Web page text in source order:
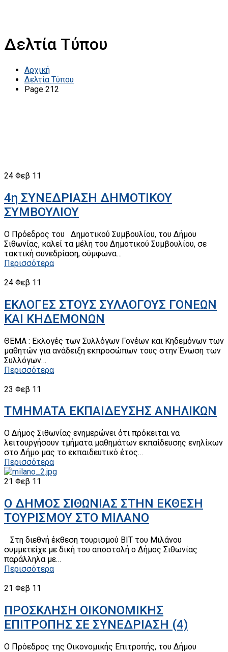
Δελτία Τύπου
Αρχική
Δελτία Τύπου
Page 212
24 Φεβ 11
4η ΣΥΝΕΔΡΙΑΣΗ ΔΗΜΟΤΙΚΟΥ
ΣΥΜΒΟΥΛΙΟΥ
Ο Πρόεδρος του Δημοτικού Συμβουλίου, του Δήμου
Σιθωνίας, καλεί τα μέλη του Δημοτικού Συμβουλίου, σε
τακτική συνεδρίαση, σύμφωνα…
Περισσότερα
24 Φεβ 11
ΕΚΛΟΓΕΣ ΣΤΟΥΣ ΣΥΛΛΟΓΟΥΣ ΓΟΝΕΩΝ
ΚΑΙ ΚΗΔΕΜΟΝΩΝ
ΘΕΜΑ : Εκλογές των Συλλόγων Γονέων και Κηδεμόνων των
μαθητών για ανάδειξη εκπροσώπων τους στην Ένωση των
Συλλόγων…
Περισσότερα
23 Φεβ 11
TMHMATA ΕΚΠΑΙΔΕΥΣΗΣ ΑΝΗΛΙΚΩΝ
Ο Δήμος Σιθωνίας ενημερώνει ότι πρόκειται να
λειτουργήσουν τμήματα μαθημάτων εκπαίδευσης ενηλίκων
στο Δήμο μας το εκπαιδευτικό έτος…
Περισσότερα
21 Φεβ 11
Ο ΔΗΜΟΣ ΣΙΘΩΝΙΑΣ ΣΤΗΝ ΕΚΘΕΣΗ
ΤΟΥΡΙΣΜΟΥ ΣΤΟ ΜΙΛΑΝΟ
Στη διεθνή έκθεση τουρισμού BIT του Μιλάνου
συμμετείχε με δική του αποστολή ο Δήμος Σιθωνίας
παράλληλα με…
Περισσότερα
21 Φεβ 11
ΠΡΟΣΚΛΗΣΗ ΟΙΚΟΝΟΜΙΚΗΣ
ΕΠΙΤΡΟΠΗΣ ΣΕ ΣΥΝΕΔΡΙΑΣΗ (4)
Ο Πρόεδρος της Οικονομικής Επιτροπής, του Δήμου